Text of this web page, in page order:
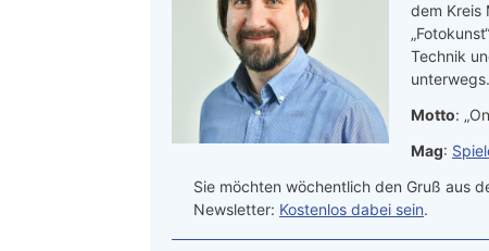
dem Kreis
Technik
Motto:
Mag:
Sie möchten wöchentlich den Gruß aus
Newsletter: Kostenlos dabei sein.